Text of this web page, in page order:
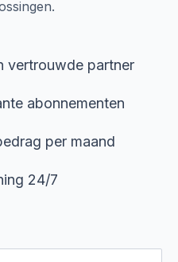
vertrouwde partner
abonnementen
per maand
24/7